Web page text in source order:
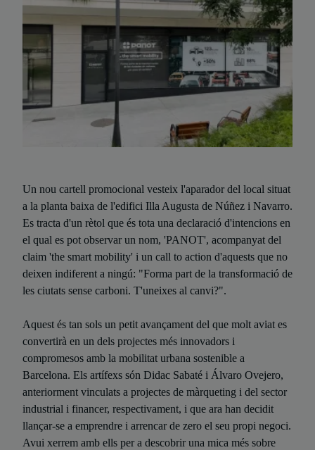
Un nou cartell promocional vesteix l'aparador del local situat
a la planta baixa de l'edifici Illa Augusta de Núñez i Navarro.
Es tracta d'un rètol que és tota una declaració d'intencions en
el qual es pot observar un nom, 'PANOT', acompanyat del
claim 'the smart mobility' i un call to action d'aquests que no
deixen indiferent a ningú: "Forma part de la transformació de
les ciutats sense carboni. T'uneixes al canvi?".
Aquest és tan sols un petit avançament del que molt aviat es
convertirà en un dels projectes més innovadors i
compromesos amb la mobilitat urbana sostenible a
Barcelona. Els artífexs són Didac Sabaté i Álvaro Ovejero,
anteriorment vinculats a projectes de màrqueting i del sector
industrial i financer, respectivament, i que ara han decidit
llançar-se a emprendre i arrencar de zero el seu propi negoci.
Avui xerrem amb ells per a descobrir una mica més sobre